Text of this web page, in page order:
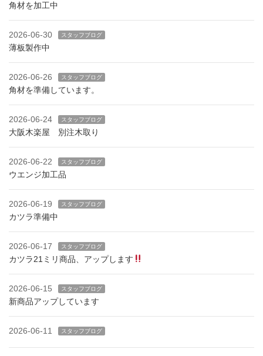
角材を加工中
2026-06-30 スタッフブログ
薄板製作中
2026-06-26 スタッフブログ
角材を準備しています。
2026-06-24 スタッフブログ
大阪木楽屋 別注木取り
2026-06-22 スタッフブログ
ウエンジ加工品
2026-06-19 スタッフブログ
カツラ準備中
2026-06-17 スタッフブログ
カツラ21ミリ商品、アップします
2026-06-15 スタッフブログ
新商品アップしています
2026-06-11 スタッフブログ